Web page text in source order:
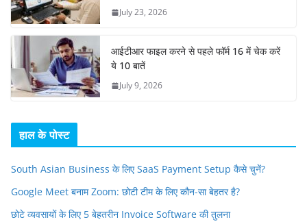
July 23, 2026
आईटीआर फाइल करने से पहले फॉर्म 16 में चेक करें
ये 10 बातें
July 9, 2026
हाल के पोस्ट
South Asian Business के लिए SaaS Payment Setup कैसे चुनें?
Google Meet बनाम Zoom: छोटी टीम के लिए कौन-सा बेहतर है?
छोटे व्यवसायों के लिए 5 बेहतरीन Invoice Software की तुलना